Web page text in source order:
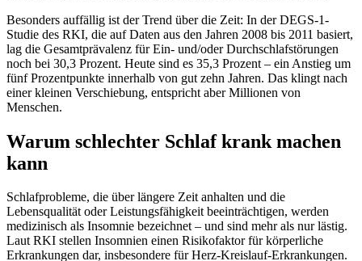
Besonders auffällig ist der Trend über die Zeit: In der DEGS-1-
Studie des RKI, die auf Daten aus den Jahren 2008 bis 2011 basiert,
lag die Gesamtprävalenz für Ein- und/oder Durchschlafstörungen
noch bei 30,3 Prozent. Heute sind es 35,3 Prozent – ein Anstieg um
fünf Prozentpunkte innerhalb von gut zehn Jahren. Das klingt nach
einer kleinen Verschiebung, entspricht aber Millionen von
Menschen.
Warum schlechter Schlaf krank machen
kann
Schlafprobleme, die über längere Zeit anhalten und die
Lebensqualität oder Leistungsfähigkeit beeinträchtigen, werden
medizinisch als Insomnie bezeichnet – und sind mehr als nur lästig.
Laut RKI stellen Insomnien einen Risikofaktor für körperliche
Erkrankungen dar, insbesondere für Herz-Kreislauf-Erkrankungen.